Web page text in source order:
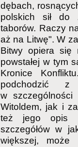
dębach,
polskich sił do
taborów. Raczy
aż na Litwę". W
Bitwy opiera się
powstałej w tym
Kronice
podchodzić z
w
Witoldem, jak i
też jego opis
szczegółów w
większej, może